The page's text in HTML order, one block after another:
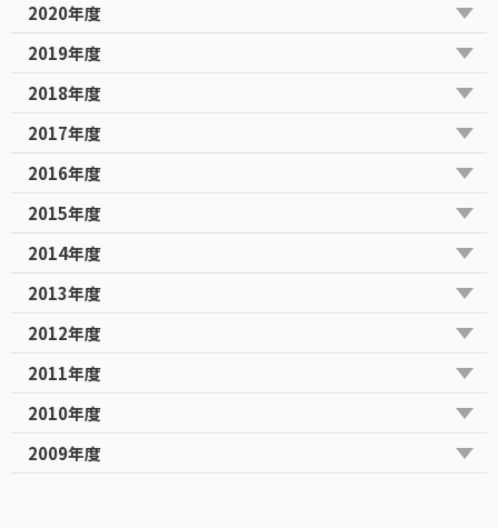
2020年度
2019年度
2018年度
2017年度
2016年度
2015年度
2014年度
2013年度
2012年度
2011年度
2010年度
2009年度